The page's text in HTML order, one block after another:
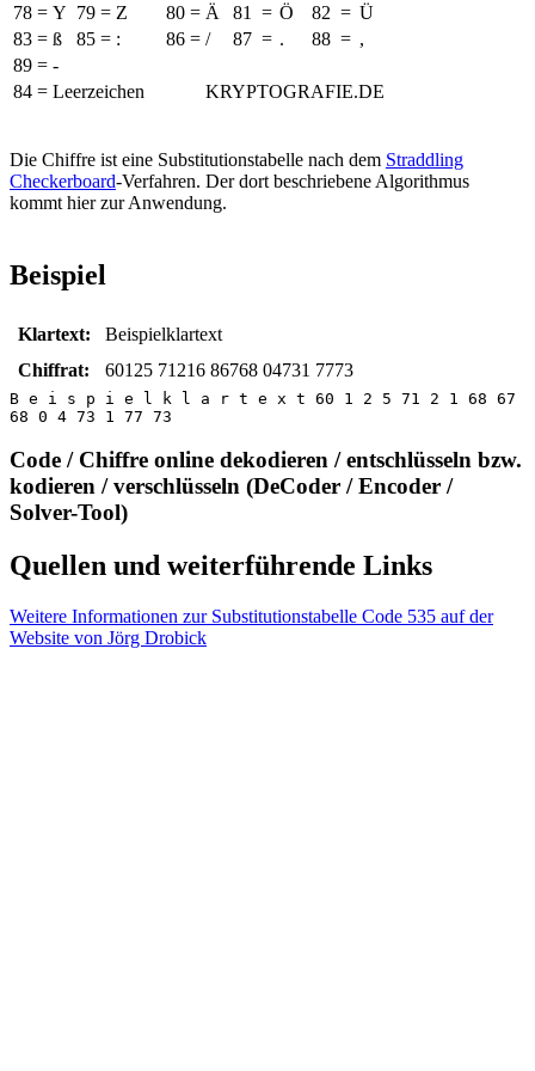
78 = Y 79 = Z 80 = Ä 81 = Ö 82 = Ü
83 = ß 85 = : 86 = / 87 = . 88 = ,
89 = -
84 = Leerzeichen
KRYPTOGRAFIE.DE
Die Chiffre ist eine Substitutionstabelle nach dem Straddling
Checkerboard-Verfahren. Der dort beschriebene Algorithmus
kommt hier zur Anwendung.
Beispiel
Klartext:
Beispielklartext
Chiffrat:
60125 71216 86768 04731 7773
B e i s p i e l k l a r t e x t 60 1 2 5 71 2 1 68 67
68 0 4 73 1 77 73
Code / Chiffre online dekodieren / entschlüsseln bzw.
kodieren / verschlüsseln (DeCoder / Encoder /
Solver-Tool)
Quellen und weiterführende Links
Weitere Informationen zur Substitutionstabelle Code 535 auf der
Website von Jörg Drobick